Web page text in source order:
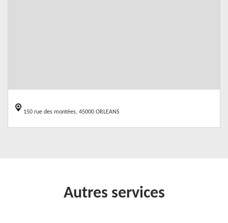
150 rue des montées, 45000 ORLEANS
Autres services